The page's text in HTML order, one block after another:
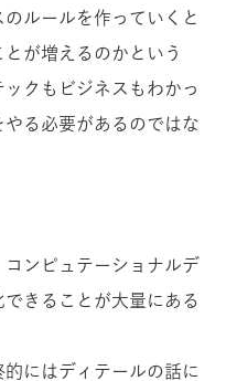
ルールを作っていくと
が増えるのかという
クもビジネスもわかっ
る必要があるのではな
コンピュテーショナルデ
きることが大量にある
にはディテールの話に